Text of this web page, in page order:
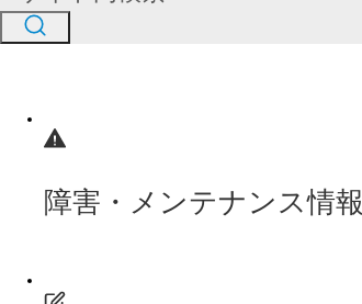
障害・メンテナンス情報